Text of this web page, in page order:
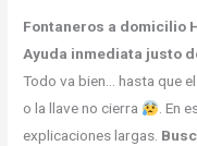
Fontaneros a domicilio
Ayuda inmediata justo
Todo va bien… hasta que
o la llave no cierra
. En
explicaciones largas.